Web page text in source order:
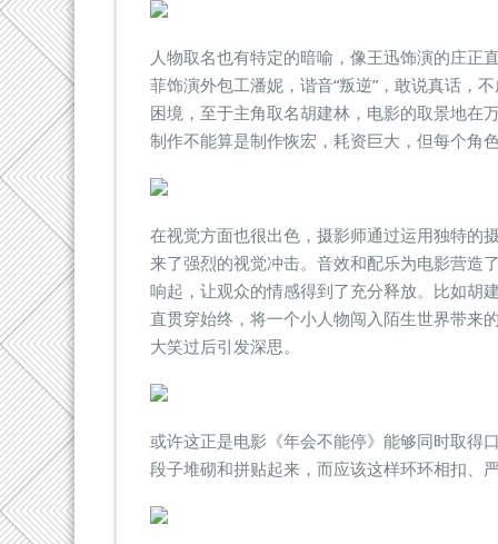
人物取名也有特定的暗喻，像王迅饰演的庄正
菲饰演外包工潘妮，谐音“叛逆”，敢说真话，
困境，至于主角取名胡建林，电影的取景地在
制作不能算是制作恢宏，耗资巨大，但每个角
在视觉方面也很出色，摄影师通过运用独特的
来了强烈的视觉冲击。音效和配乐为电影营造
响起，让观众的情感得到了充分释放。比如胡
直贯穿始终，将一个小人物闯入陌生世界带来
大笑过后引发深思。
或许这正是电影《年会不能停》能够同时取得
段子堆砌和拼贴起来，而应该这样环环相扣、